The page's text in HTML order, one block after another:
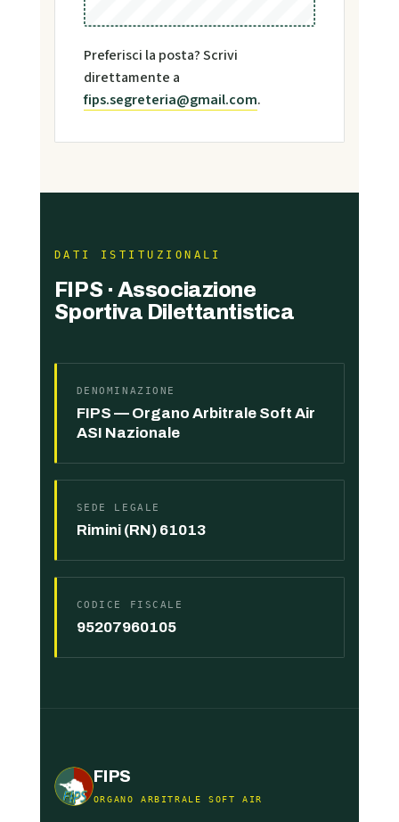
Preferisci la posta? Scrivi
direttamente a
fips.segreteria@gmail.com.
DATI ISTITUZIONALI
FIPS · Associazione
Sportiva Dilettantistica
DENOMINAZIONE
FIPS — Organo Arbitrale Soft Air
ASI Nazionale
SEDE LEGALE
Rimini (RN) 61013
CODICE FISCALE
95207960105
FIPS
ORGANO ARBITRALE SOFT AIR